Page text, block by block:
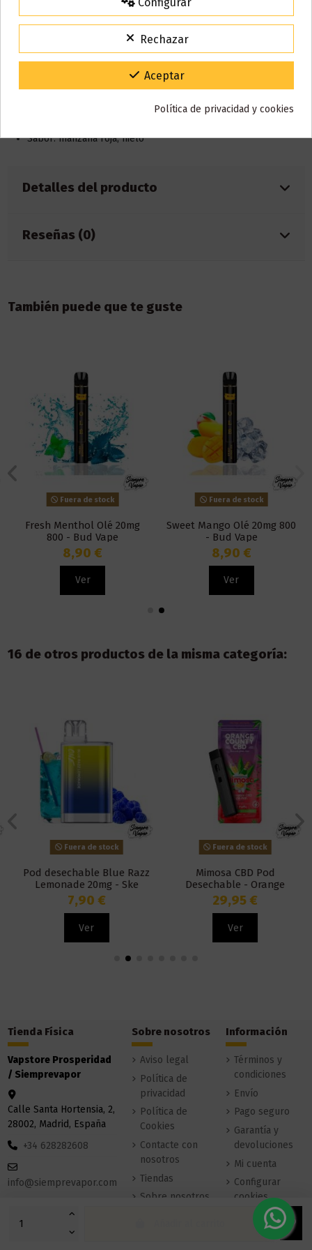
Características:
Sabor: manzana roja, hielo
Detalles del producto
Reseñas (0)
También puede que te guste
Fuera de stock
Fresh Menthol Olé 20mg
800 - Bud Vape
8,90 €
Ver
Fuera de stock
Sweet Mango Olé 20mg 800
- Bud Vape
8,90 €
Ver
16 de otros productos de la misma categoría:
Fuera de stock
Pod desechable Blue Razz
Lemonade 20mg - Ske
Disposable Amare Crystal
One
7,90 €
Ver
Fuera de stock
Mimosa CBD Pod
Desechable - Orange
County
29,95 €
Ver
Tienda Física
Vapstore Prosperidad
/ Siemprevapor
Calle Santa Hortensia, 2,
28002, Madrid, España
+34 628282608
info@siemprevapor.com
Sobre nosotros
Aviso legal
Política de
privacidad
Política de
Cookies
Contacte con
nosotros
Tiendas
Sobre nosotros
Información
Términos y
condiciones
Envío
Pago seguro
Garantía y
devoluciones
Mi cuenta
Configurar
cookies
15% de descuento
Código:VACACIONES15
Gracias por tu paciencia y por seguir confiando en nosotros.
Configurar
Rechazar
Aceptar
Política de privacidad y cookies